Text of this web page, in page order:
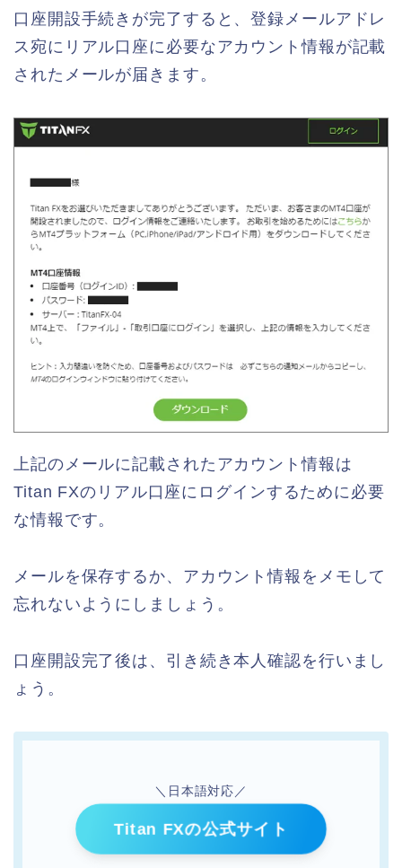
口座開設手続きが完了すると、登録メールアドレ
ス宛にリアル口座に必要なアカウント情報が記載
されたメールが届きます。
上記のメールに記載されたアカウント情報は
Titan FXのリアル口座にログインするために必要
な情報です。
メールを保存するか、アカウント情報をメモして
忘れないようにしましょう。
口座開設完了後は、引き続き本人確認を行いまし
ょう。
＼日本語対応／
Titan FXの公式サイト